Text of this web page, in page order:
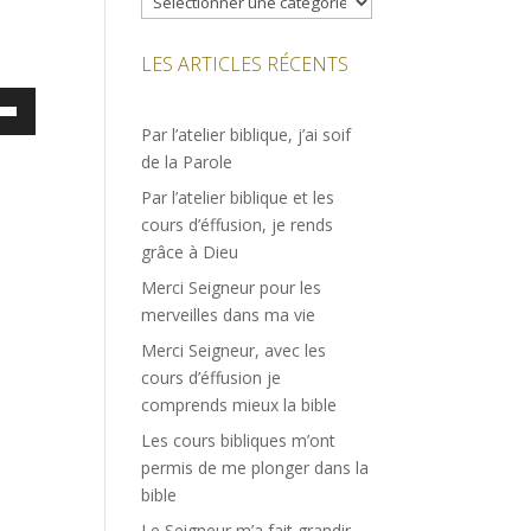
LES ARTICLES RÉCENTS
Par l’atelier biblique, j’ai soif
de la Parole
Par l’atelier biblique et les
cours d’éffusion, je rends
grâce à Dieu
Merci Seigneur pour les
merveilles dans ma vie
Merci Seigneur, avec les
cours d’éffusion je
comprends mieux la bible
Les cours bibliques m’ont
permis de me plonger dans la
bible